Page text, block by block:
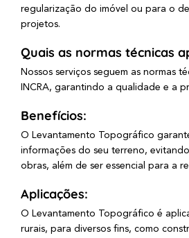
regularização do imóvel ou para o
projetos.
Quais as normas técnicas
Nossos serviços seguem as normas
INCRA, garantindo a qualidade e a
Benefícios:
O Levantamento Topográfico
informações do seu terreno,
obras, além de ser essencial para a
Aplicações:
O Levantamento Topográfico é
rurais, para diversos fins, como